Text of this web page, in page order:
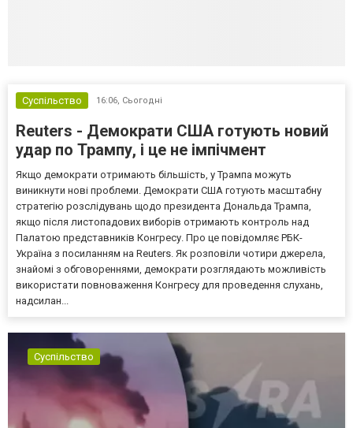
Суспільство 16:06, Сьогодні
Reuters - Демократи США готують новий
удар по Трампу, і це не імпічмент
Якщо демократи отримають більшість, у Трампа можуть
виникнути нові проблеми. Демократи США готують масштабну
стратегію розслідувань щодо президента Дональда Трампа,
якщо після листопадових виборів отримають контроль над
Палатою представників Конгресу. Про це повідомляє РБК-
Україна з посиланням на Reuters. Як розповіли чотири джерела,
знайомі з обговореннями, демократи розглядають можливість
використати повноваження Конгресу для проведення слухань,
надсилан...
Суспільство